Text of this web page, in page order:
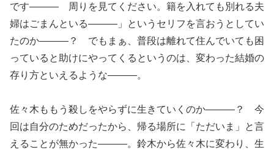
です――― 周りを見てください。籍を入れても別れる夫
婦はごまんといる―――」というセリフを言おうとしてい
たのか―――？ でもまぁ、普段は離れて住んでいても困
っていると助けにやってくるというのは、変わった結婚の
存り方といえるような―――。
佐々木ももう殺しをやらずに生きていくのか―――？ 今
回は自分のためだったから、帰る場所に「ただいま」と言
えることが無かった―――。鈴木から佐々木に変わり、生